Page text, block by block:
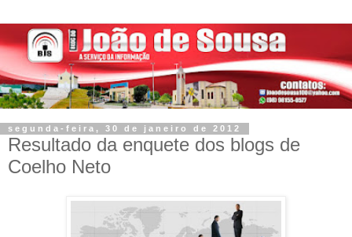
segunda-feira, 30 de janeiro de 2012
Resultado da enquete dos blogs de
Coelho Neto